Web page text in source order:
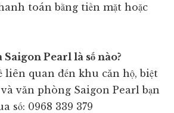
toán bằng tiền mặt hoặc
Saigon Pearl là số nào?
liên quan đến khu căn hộ, biệt
văn phòng Saigon Pearl bạn
số: 0968 339 379